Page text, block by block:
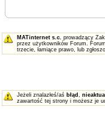
MATinternet s.c. prowadzący
przez użytkowników Forum.
trzecie, łamiące prawo, lub
Jeżeli znalazłeś/aś błąd ,
zawartość tej strony i możesz je